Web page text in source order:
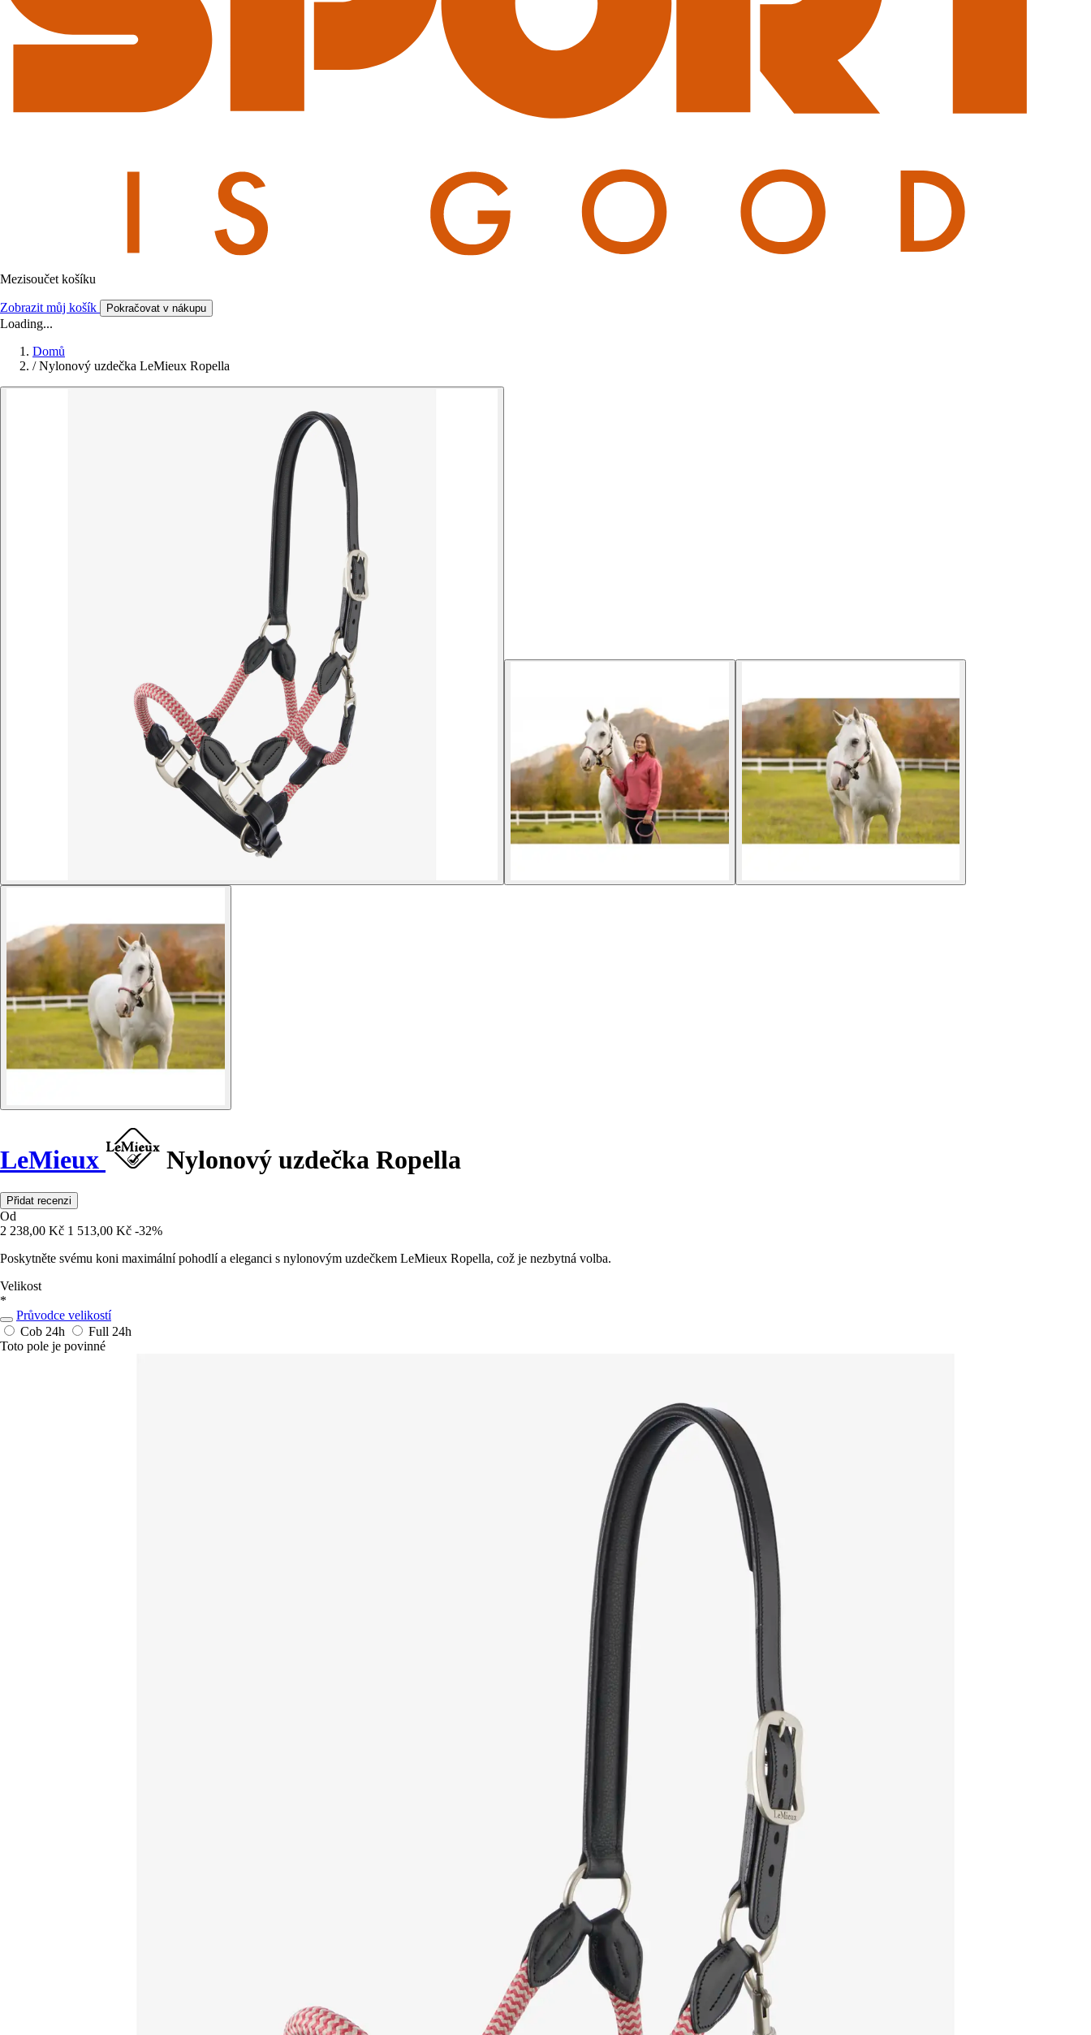
Mezisoučet košíku
Zobrazit můj košík Pokračovat v nákupu
Loading...
Domů
/ Nylonový uzdečka LeMieux Ropella
LeMieux Nylonový uzdečka Ropella
Přidat recenzi
Od
2 238,00 Kč 1 513,00 Kč -32%
Poskytněte svému koni maximální pohodlí a eleganci s nylonovým uzdečkem LeMieux Ropella, což je nezbytná volba.
Velikost
*
Průvodce velikostí
Cob 24h Full 24h
Toto pole je povinné